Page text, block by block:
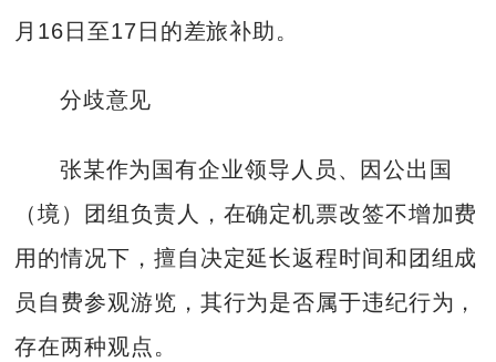
月16日至17日的差旅补助。
分歧意见
张某作为国有企业领导人员、因公出国
（境）团组负责人，在确定机票改签不增加费
用的情况下，擅自决定延长返程时间和团组成
员自费参观游览，其行为是否属于违纪行为，
存在两种观点。